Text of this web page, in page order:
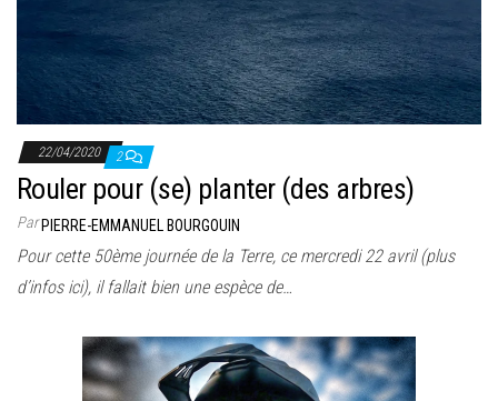
22/04/2020 2
Rouler pour (se) planter (des arbres)
ParPIERRE-EMMANUEL BOURGOUIN
Pour cette 50ème journée de la Terre, ce mercredi 22 avril (plus
d’infos ici), il fallait bien une espèce de…